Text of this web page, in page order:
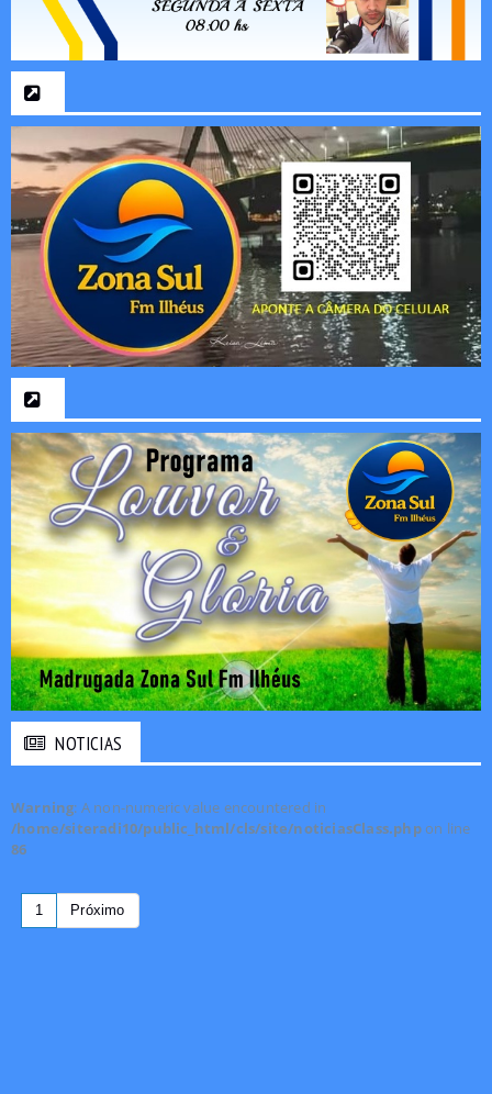
NOTICIAS
Warning: A non-numeric value encountered in
/home/siteradi10/public_html/cls/site/noticiasClass.phpon line
86
1 Próximo